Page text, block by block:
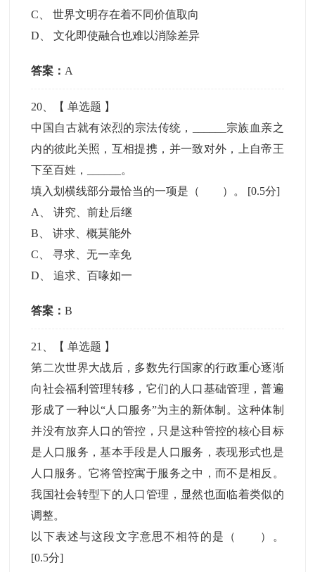
C 、世界文明存在着不同价值取向
D 、文化即使融合也难以消除差异
答案： A
20 、【单选题 】
中国自古就有浓烈的宗法传统，______宗族血亲之
内的彼此关照，互相提携，并一致对外，上自帝王
下至百姓，______。
填入划横线部分最恰当的一项是（ ）。 [0.5分]
A
、讲究、前赴后继
B 、讲求、概莫能外
C 、寻求、无一幸免
D 、追求、百喙如一
答案：B
21 、【单选题 】
第二次世界大战后，多数先行国家的行政重心逐渐
向社会福利管理转移，它们的人口基础管理，普遍
形成了一种以“人口服务”为主的新体制。这种体制
并没有放弃人口的管控，只是这种管控的核心目标
是人口服务，基本手段是人口服务，表现形式也是
人口服务。它将管控寓于服务之中，而不是相反。
我国社会转型下的人口管理，显然也面临着类似的
调整。
以下表述与这段文字意思不相符的是（ ）。
[0.5分]